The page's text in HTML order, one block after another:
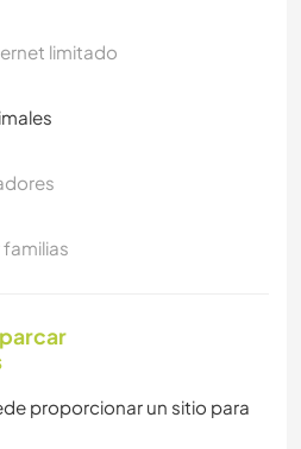
limitado
proporcionar un sitio para